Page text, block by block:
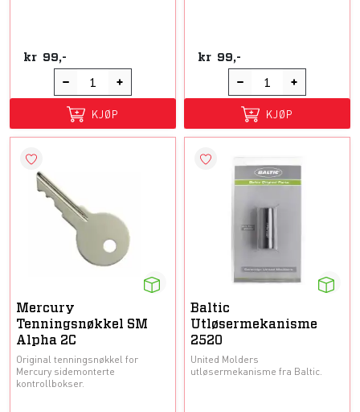
kr 99,-
KJØP
kr 99,-
KJØP
Mercury
Tenningsnøkkel SM
Alpha 2C
Original tenningsnøkkel for
Mercury sidemonterte
kontrollbokser.
Baltic
Utløsermekanisme
2520
United Molders
utløsermekanisme fra Baltic.